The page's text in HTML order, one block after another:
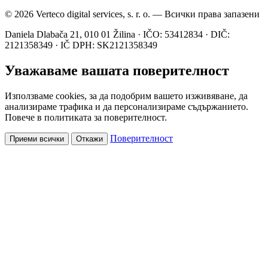
© 2026 Verteco digital services, s. r. o. — Всички права запазени
Daniela Dlabača 21, 010 01 Žilina · IČO: 53412834 · DIČ:
2121358349 · IČ DPH: SK2121358349
Уважаваме вашата поверителност
Използваме cookies, за да подобрим вашето изживяване, да
анализираме трафика и да персонализираме съдържанието.
Повече в политиката за поверителност.
Приеми всички Откажи Поверителност